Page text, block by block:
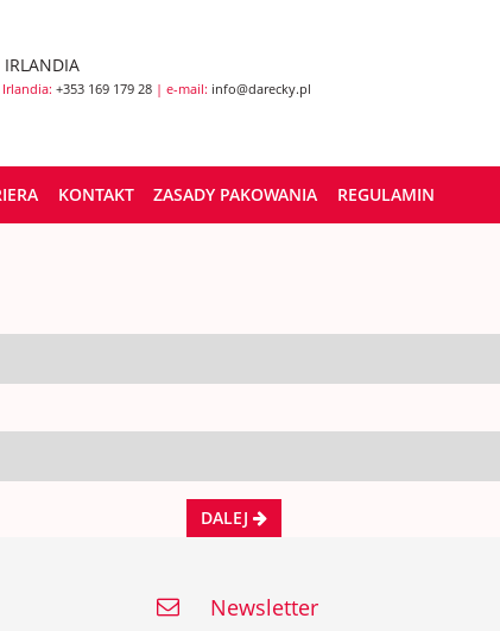
+353 169 179 28 | e-mail: info@darecky.pl
KONTAKT ZASADY PAKOWANIA REGULAMIN
DALEJ
Newsletter